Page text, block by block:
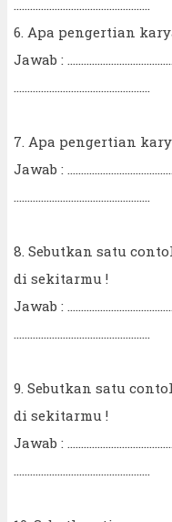
6. Apa pengertian
Jawab :
7. Apa pengertian
Jawab :
8. Sebutkan satu
di sekitarmu !
Jawab :
9. Sebutkan satu
di sekitarmu !
Jawab :